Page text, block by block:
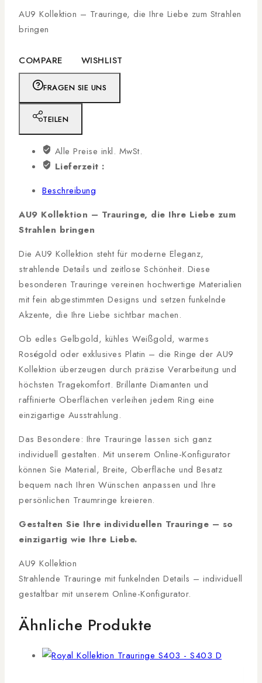
AU9 Kollektion – Trauringe, die Ihre Liebe zum Strahlen
bringen
COMPARE WISHLIST
FRAGEN SIE UNS
TEILEN
Alle Preise inkl. MwSt.
Lieferzeit :
Beschreibung
AU9 Kollektion – Trauringe, die Ihre Liebe zum
Strahlen bringen
Die AU9 Kollektion steht für moderne Eleganz,
strahlende Details und zeitlose Schönheit. Diese
besonderen Trauringe vereinen hochwertige Materialien
mit fein abgestimmten Designs und setzen funkelnde
Akzente, die Ihre Liebe sichtbar machen.
Ob edles Gelbgold, kühles Weißgold, warmes
Roségold oder exklusives Platin – die Ringe der AU9
Kollektion überzeugen durch präzise Verarbeitung und
höchsten Tragekomfort. Brillante Diamanten und
raffinierte Oberflächen verleihen jedem Ring eine
einzigartige Ausstrahlung.
Das Besondere: Ihre Trauringe lassen sich ganz
individuell gestalten. Mit unserem Online-Konfigurator
können Sie Material, Breite, Oberfläche und Besatz
bequem nach Ihren Wünschen anpassen und Ihre
persönlichen Traumringe kreieren.
Gestalten Sie Ihre individuellen Trauringe – so
einzigartig wie Ihre Liebe.
AU9 Kollektion
Strahlende Trauringe mit funkelnden Details – individuell
gestaltbar mit unserem Online-Konfigurator.
Ähnliche Produkte